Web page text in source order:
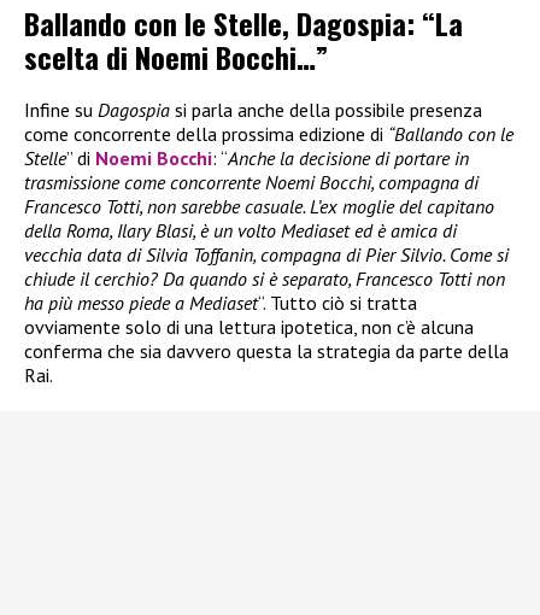
Ballando con le Stelle, Dagospia: “La
scelta di Noemi Bocchi…”
Infine su Dagospia si parla anche della possibile presenza
come concorrente della prossima edizione di “Ballando con le
Stelle” di Noemi Bocchi: “Anche la decisione di portare in
trasmissione come concorrente Noemi Bocchi, compagna di
Francesco Totti, non sarebbe casuale. L’ex moglie del capitano
della Roma, Ilary Blasi, è un volto Mediaset ed è amica di
vecchia data di Silvia Toffanin, compagna di Pier Silvio. Come si
chiude il cerchio? Da quando si è separato, Francesco Totti non
ha più messo piede a Mediaset“. Tutto ciò si tratta
ovviamente solo di una lettura ipotetica, non c’è alcuna
conferma che sia davvero questa la strategia da parte della
Rai.